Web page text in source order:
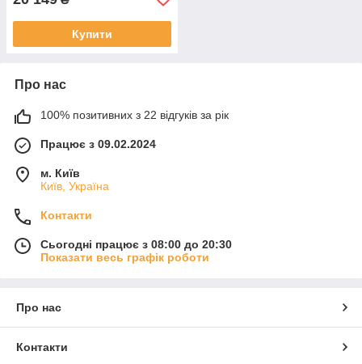
Купити
Про нас
100% позитивних з 22 відгуків за рік
Працює з 09.02.2024
м. Київ
Київ, Україна
Контакти
Сьогодні працює з 08:00 до 20:30
Показати весь графік роботи
Про нас
Контакти